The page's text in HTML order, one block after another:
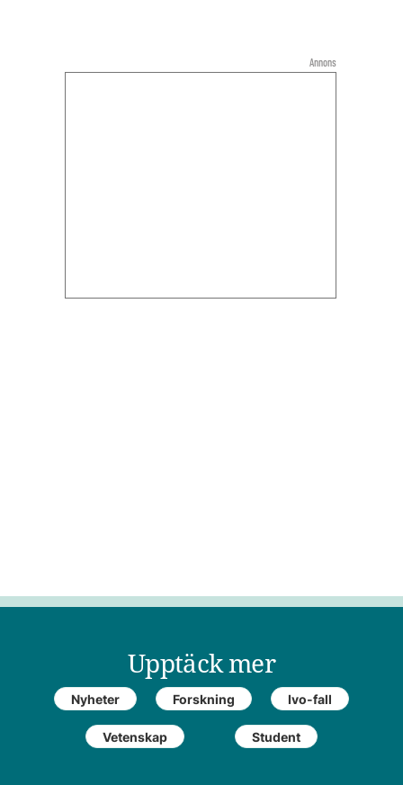
Upptäck mer
Nyheter Forskning Ivo-fall
Vetenskap Student
Annons